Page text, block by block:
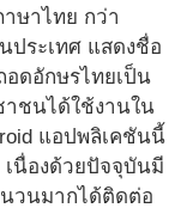
ษาไทย กว่า
ประเทศ แสดงชื่อ
ดอักษรไทยเป็น
าชนได้ใช้งานใน
แอปพลิเคชันนี้
นื่องด้วยปัจจุบันมี
วนมากได้ติดต่อ